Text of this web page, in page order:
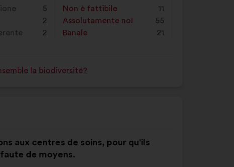
5
2
2
d'accordo
:
è
stata
qualificata
Non è fattibile
: 11
volte
Assolutamente no!
: 55
volte
Banale
: 21
volte
la biodiversité?
aux centres de soins, pour qu'ils
de moyens.